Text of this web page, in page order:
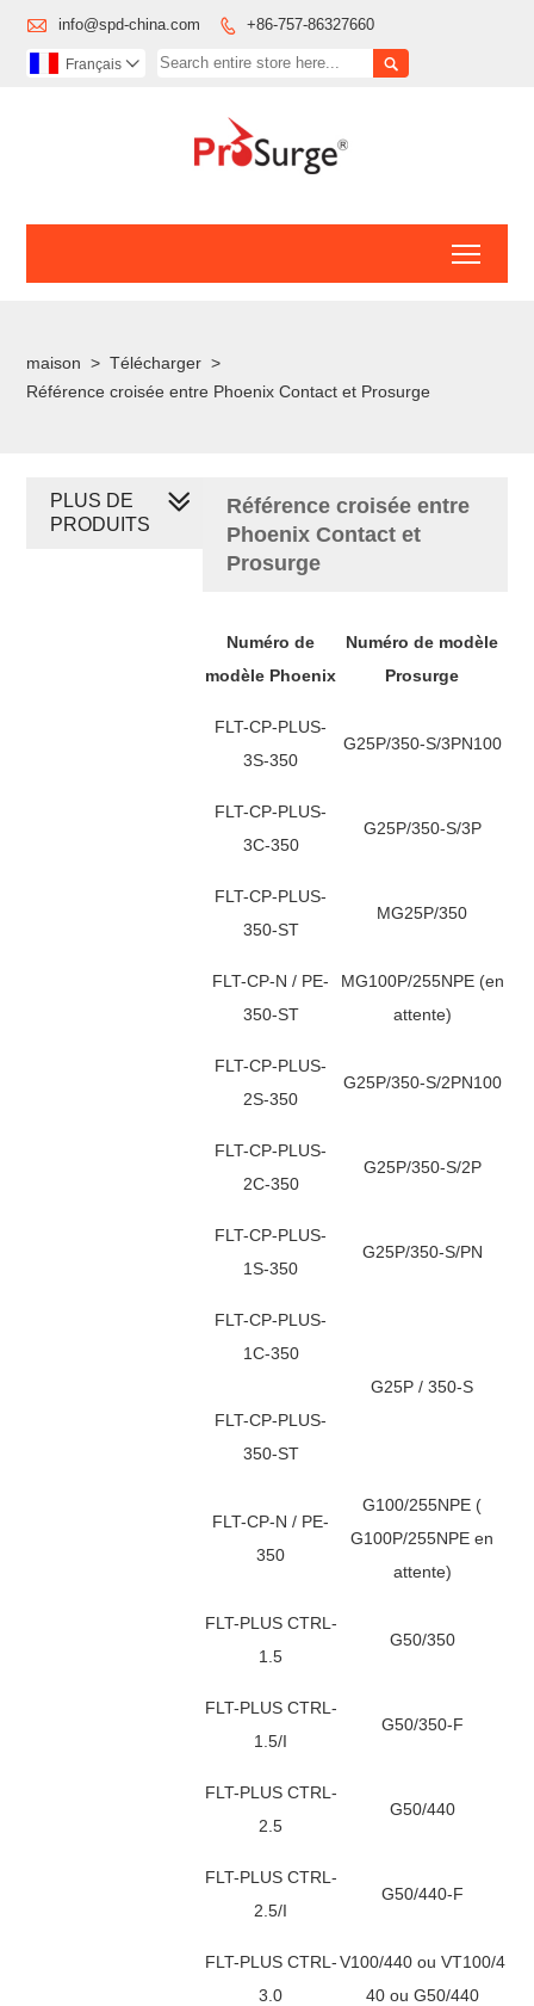
 info@spd-china.com  +86-757-86327660

Français 
maison > Télécharger >
Référence croisée entre Phoenix Contact et Prosurge
Référence croisée entre
Phoenix Contact et
Prosurge
Numéro de
modèle Phoenix
Numéro de modèle
Prosurge
FLT-CP-PLUS-
3S-350
G25P/350-S/3PN100
FLT-CP-PLUS-
3C-350
G25P/350-S/3P
FLT-CP-PLUS-
350-ST
MG25P/350
FLT-CP-N / PE-
350-ST
MG100P/255NPE (en
attente)
FLT-CP-PLUS-
2S-350
G25P/350-S/2PN100
FLT-CP-PLUS-
2C-350
G25P/350-S/2P
FLT-CP-PLUS-
1S-350
G25P/350-S/PN
FLT-CP-PLUS-
1C-350
FLT-CP-PLUS-
350-ST
G25P / 350-S
FLT-CP-N / PE-
350
G100/255NPE (
G100P/255NPE en
attente)
FLT-PLUS CTRL-
1.5
G50/350
FLT-PLUS CTRL-
1.5/I
G50/350-F
FLT-PLUS CTRL-
2.5
G50/440
FLT-PLUS CTRL-
2.5/I
G50/440-F
FLT-PLUS CTRL-
3.0
V100/440 ou VT100/4
40 ou G50/440
PLUS DE
PRODUITS